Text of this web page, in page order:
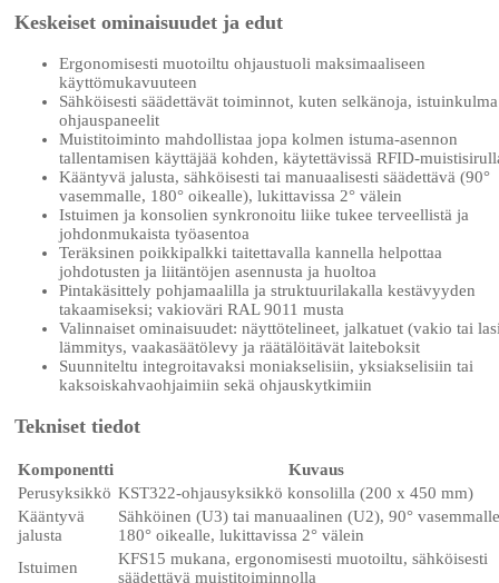
Keskeiset ominaisuudet ja edut
Ergonomisesti muotoiltu ohjaustuoli maksimaaliseen
käyttömukavuuteen
Sähköisesti säädettävät toiminnot, kuten selkänoja,
ohjauspaneelit
Muistitoiminto mahdollistaa jopa kolmen istuma-asennon
tallentamisen käyttäjää kohden, käytettävissä RFID-
Kääntyvä jalusta, sähköisesti tai manuaalisesti säädettävä (90°
vasemmalle, 180° oikealle), lukittavissa 2° välein
Istuimen ja konsolien synkronoitu liike tukee terveellistä ja
johdonmukaista työasentoa
Teräksinen poikkipalkki taitettavalla kannella helpottaa
johdotusten ja liitäntöjen asennusta ja huoltoa
Pintakäsittely pohjamaalilla ja struktuurilakalla kestävyyden
takaamiseksi; vakioväri RAL 9011 musta
Valinnaiset ominaisuudet: näyttötelineet, jalkatuet (vakio tai
lämmitys, vaakasäätölevy ja räätälöitävät laiteboksit
Suunniteltu integroitavaksi moniakselisiin, yksiakselisiin tai
kaksoiskahvaohjaimiin sekä ohjauskytkimiin
Tekniset tiedot
Komponentti
Kuvaus
Perusyksikkö KST322-ohjausyksikkö konsolilla (200 x 450 mm)
Kääntyvä
jalusta
Sähköinen (U3) tai manuaalinen (U2), 90°
180° oikealle, lukittavissa 2° välein
Istuimen
KFS15 mukana, ergonomisesti muotoiltu, sähköisesti
säädettävä muistitoiminnolla